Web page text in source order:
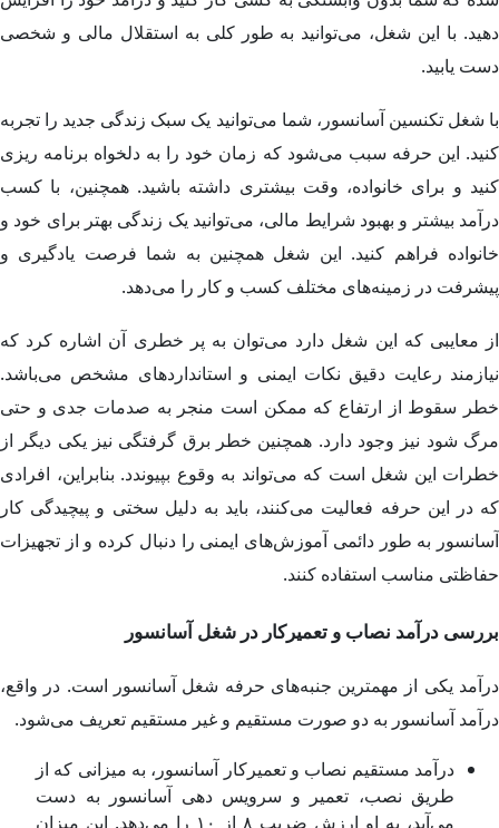
دهید. با این شغل، می‌توانید به طور کلی به استقلال مالی و شخصی
دست یابید.
با شغل تکنسین آسانسور، شما می‌توانید یک سبک زندگی جدید را تجربه
کنید. این حرفه سبب می‌شود که زمان خود را به دلخواه برنامه ریزی
کنید و برای خانواده، وقت بیشتری داشته باشید. همچنین، با کسب
درآمد بیشتر و بهبود شرایط مالی، می‌توانید یک زندگی بهتر برای خود و
خانواده فراهم کنید. این شغل همچنین به شما فرصت یادگیری و
پیشرفت در زمینه‌های مختلف کسب و کار را می‌دهد.
از معایبی که این شغل دارد می‌توان به پر خطری آن اشاره کرد که
نیازمند رعایت دقیق نکات ایمنی و استانداردهای مشخص می‌باشد.
خطر سقوط از ارتفاع که ممکن است منجر به صدمات جدی و حتی
مرگ شود نیز وجود دارد. همچنین خطر برق گرفتگی نیز یکی دیگر از
خطرات این شغل است که می‌تواند به وقوع بپیوندد. بنابراین، افرادی
که در این حرفه فعالیت می‌کنند، باید به دلیل سختی و پیچیدگی کار
آسانسور به طور دائمی آموزش‌های ایمنی را دنبال کرده و از تجهیزات
حفاظتی مناسب استفاده کنند.
بررسی درآمد نصاب و تعمیرکار در شغل آسانسور
درآمد یکی از مهمترین جنبه‌های حرفه شغل آسانسور است. در واقع،
درآمد آسانسور به دو صورت مستقیم و غیر مستقیم تعریف می‌شود.
درآمد مستقیم نصاب و تعمیرکار آسانسور، به میزانی که از
طریق نصب، تعمیر و سرویس دهی آسانسور به دست
می‌آید، به او ارزش ضریب ۸ از ۱۰ را می‌دهد. این میزان